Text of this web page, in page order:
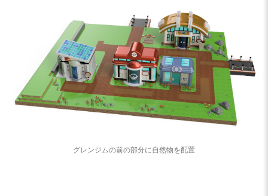
グレンジムの前の部分に自然物を配置